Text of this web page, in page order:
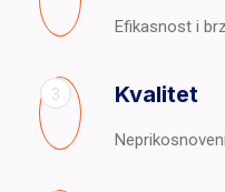
Efikasnost i
3 Kvalitet